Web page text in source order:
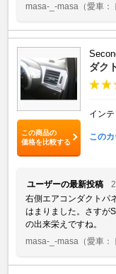
masa-_-masa （愛車
この商品の
価格を比較する
ダク
イン
この
ユーザーの最新投稿
右側エアコンダクトパ
はまりました。さすが
の出来栄えですね。
masa-_-masa （愛車